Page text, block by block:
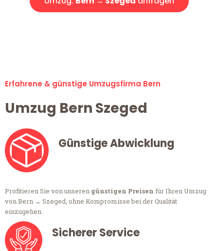
Erfahrene & günstige Umzugsfirma Bern
Umzug Bern Szeged
Günstige Abwicklung
Profitieren Sie von unseren günstigen Preisen für Ihren Umzug
von Bern → Szeged, ohne Kompromisse bei der Qualität
einzugehen.
Sicherer Service